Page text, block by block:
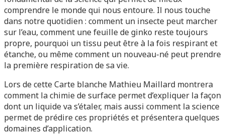
comprendre le monde qui nous entoure. Il nous touche
dans notre quotidien : comment un insecte peut marcher
sur l’eau, comment une feuille de ginko reste toujours
propre, pourquoi un tissu peut être à la fois respirant et
étanche, ou même comment un nouveau-né peut prendre
la première respiration de sa vie.
Lors de cette Carte blanche Mathieu Maillard montrera
comment la chimie de surface permet d’expliquer la façon
dont un liquide va s’étaler, mais aussi comment la science
permet de prédire ces propriétés et présentera quelques
domaines d’application.